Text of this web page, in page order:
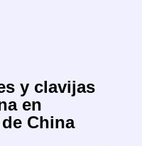
y clavijas
en
China